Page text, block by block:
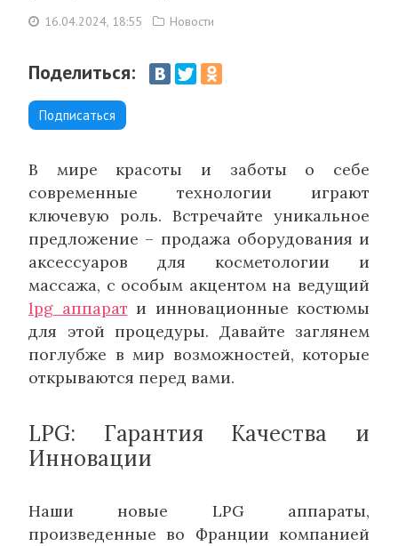
16.04.2024, 18:55 Новости
Поделиться:
Подписаться
В мире красоты и заботы о себе
современные технологии играют
ключевую роль. Встречайте уникальное
предложение – продажа оборудования и
аксессуаров для косметологии и
массажа, с особым акцентом на ведущий
lpg аппарат и инновационные костюмы
для этой процедуры. Давайте заглянем
поглубже в мир возможностей, которые
открываются перед вами.
LPG: Гарантия Качества и
Инновации
Наши новые LPG аппараты,
произведенные во Франции компанией